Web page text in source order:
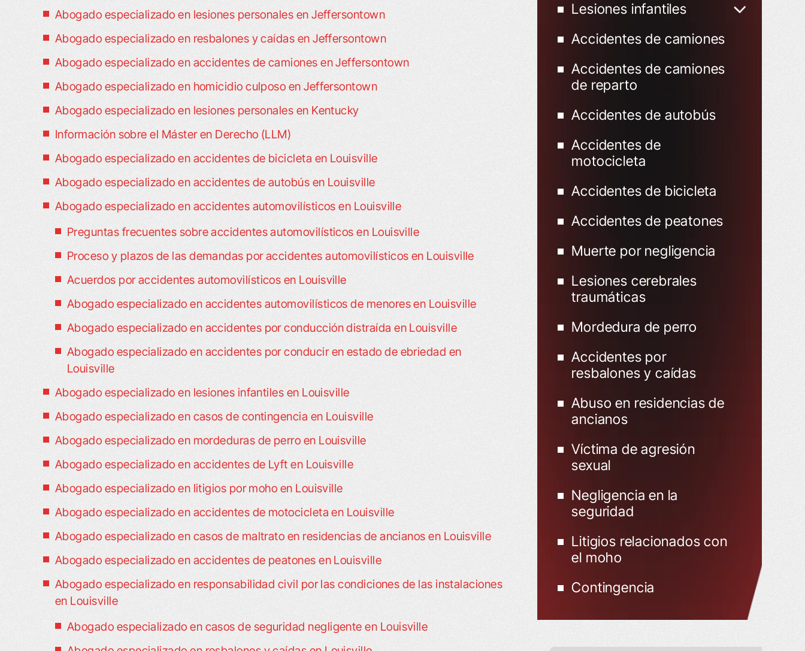
Abogado especializado en lesiones personales en Jeffersontown
Abogado especializado en resbalones y caídas en Jeffersontown
Abogado especializado en accidentes de camiones en Jeffersontown
Abogado especializado en homicidio culposo en Jeffersontown
Abogado especializado en lesiones personales en Kentucky
Información sobre el Máster en Derecho (LLM)
Abogado especializado en accidentes de bicicleta en Louisville
Abogado especializado en accidentes de autobús en Louisville
Abogado especializado en accidentes automovilísticos en Louisville
Preguntas frecuentes sobre accidentes automovilísticos en Louisville
Proceso y plazos de las demandas por accidentes automovilísticos en Louisville
Acuerdos por accidentes automovilísticos en Louisville
Abogado especializado en accidentes automovilísticos de menores en Louisville
Abogado especializado en accidentes por conducción distraída en Louisville
Abogado especializado en accidentes por conducir en estado de ebriedad en
Louisville
Abogado especializado en lesiones infantiles en Louisville
Abogado especializado en casos de contingencia en Louisville
Abogado especializado en mordeduras de perro en Louisville
Abogado especializado en accidentes de Lyft en Louisville
Abogado especializado en litigios por moho en Louisville
Abogado especializado en accidentes de motocicleta en Louisville
Abogado especializado en casos de maltrato en residencias de ancianos en Louisville
Abogado especializado en accidentes de peatones en Louisville
Abogado especializado en responsabilidad civil por las condiciones de las instalaciones
en Louisville
Abogado especializado en casos de seguridad negligente en Louisville
Lesiones infantiles
accidente de tráfico
Accidentes de camiones
Accidentes de camiones
de reparto
Accidentes de autobús
Accidentes de
motocicleta
Accidentes de bicicleta
Accidentes de peatones
Muerte por negligencia
Lesiones cerebrales
traumáticas
Mordedura de perro
Accidentes por
resbalones y caídas
Abuso en residencias de
ancianos
Víctima de agresión
sexual
Negligencia en la
seguridad
Litigios relacionados con
el moho
Contingencia